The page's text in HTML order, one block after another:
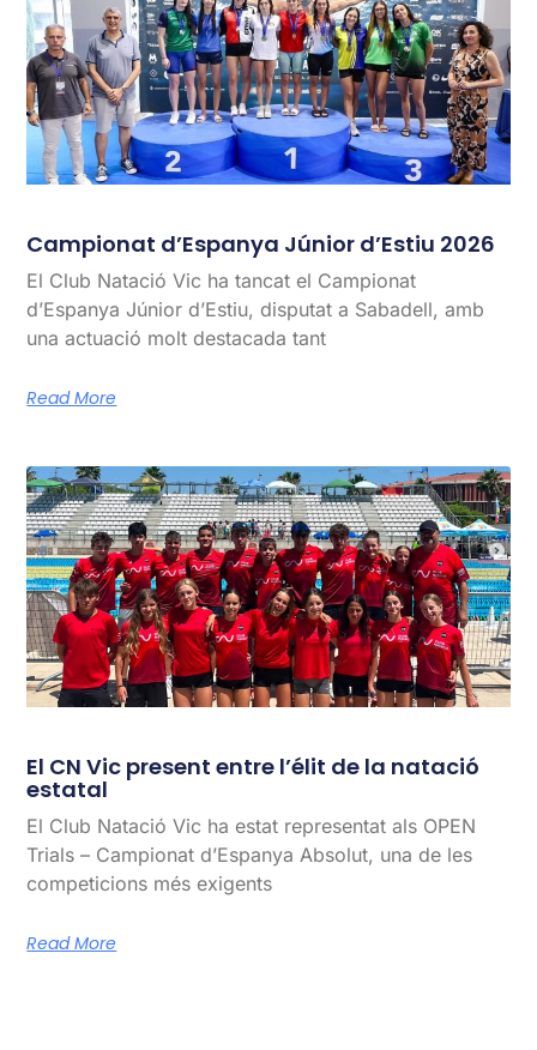
Campionat d’Espanya Júnior d’Estiu 2026
El Club Natació Vic ha tancat el Campionat
d’Espanya Júnior d’Estiu, disputat a Sabadell, amb
una actuació molt destacada tant
Read More
El CN Vic present entre l’élit de la natació
estatal
El Club Natació Vic ha estat representat als OPEN
Trials – Campionat d’Espanya Absolut, una de les
competicions més exigents
Read More